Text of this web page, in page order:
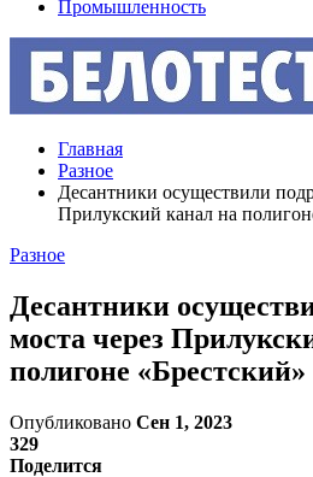
Промышленность
Главная
Разное
Десантники осуществили
Прилукский канал на
Разное
Десантники
моста через
полигоне «Брестский»
Опубликовано Сен 1, 2023
329
Поделится